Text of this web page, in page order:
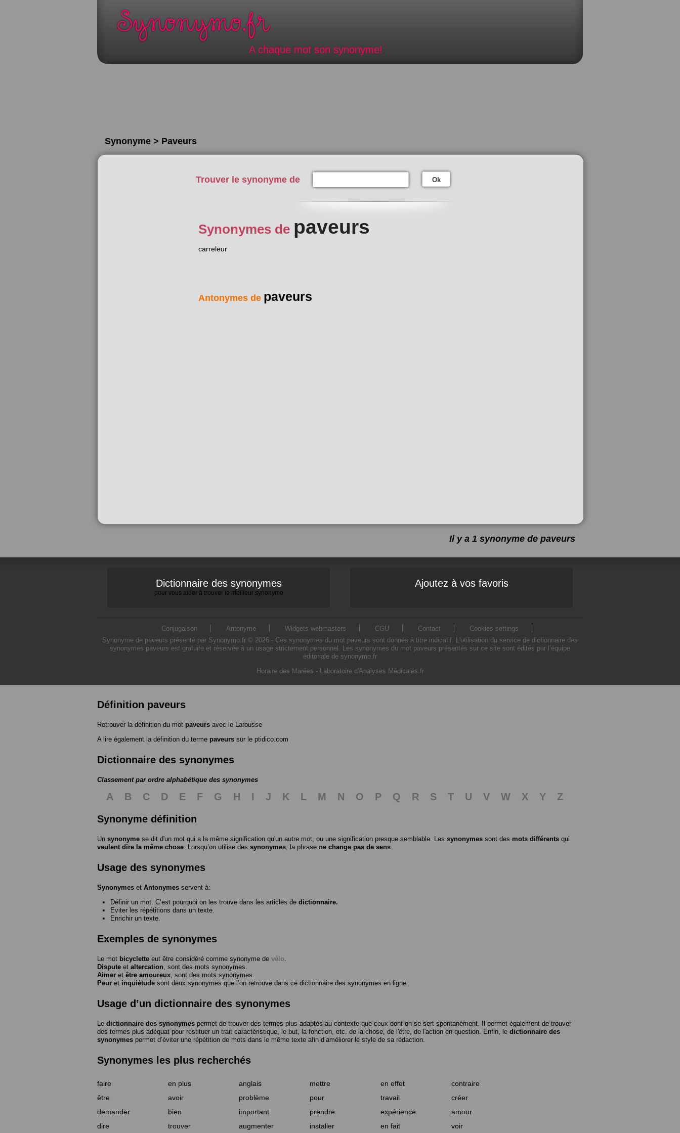
A chaque mot son synonyme!
Synonyme > Paveurs
Trouver le synonyme de Ok
Synonymes de paveurs
carreleur
Antonymes de paveurs
Il y a 1 synonyme de paveurs
Dictionnaire des synonymes
pour vous aider à trouver le meilleur synonyme
Ajoutez à vos favoris
Conjugaison Antonyme Widgets webmasters CGU Contact
Cookies settings
Synonyme de paveurs présenté par Synonymo.fr © 2026 - Ces synonymes du mot paveurs sont donnés à titre indicatif. L'utilisation du service de dictionnaire des
synonymes paveurs est gratuite et réservée à un usage strictement personnel. Les synonymes du mot paveurs présentés sur ce site sont édités par l’équipe
éditoriale de synonymo.fr
Horaire des Marées - Laboratoire d'Analyses Médicales.fr
Définition paveurs
Retrouver la définition du mot paveurs avec le Larousse
A lire également la définition du terme paveurs sur le ptidico.com
Dictionnaire des synonymes
Classement par ordre alphabétique des synonymes
A B C D E F G H I J K L M N O P Q R S T U V W X Y
Z
Synonyme définition
Un synonyme se dit d'un mot qui a la même signification qu'un autre mot, ou une signification presque semblable. Les synonymes sont des mots différents qui
veulent dire la même chose . Lorsqu’on utilise des synonymes , la phrase ne change pas de sens
Usage des synonymes
Synonymes et Antonymes servent à:
Définir un mot. C’est pourquoi on les trouve dans les articles de dictionnaire.
Eviter les répétitions dans un texte.
Enrichir un texte.
Exemples de synonymes
Le mot bicyclette eut être considéré comme synonyme de vélo
Dispute et altercation , sont des mots synonymes.
Aimer et être amoureux , sont des mots synonymes.
Peur et inquiétude sont deux synonymes que l’on retrouve dans ce dictionnaire des synonymes en ligne.
Usage d’un dictionnaire des synonymes
Le dictionnaire des synonymes permet de trouver des termes plus adaptés au contexte que ceux dont on se sert spontanément. Il permet également de trouver
des termes plus adéquat pour restituer un trait caractéristique, le but, la fonction, etc. de la chose, de l'être, de l'action en question. Enfin, le dictionnaire des
synonymes permet d’éviter une répétition de mots dans le même texte afin d’améliorer le style de sa rédaction.
Synonymes les plus recherchés
faire en plus anglais mettre en effet
contraire
être
avoir problème pour travail
créer
demander
bien important prendre expérience
amour
dire
trouver augmenter installer en fait voir